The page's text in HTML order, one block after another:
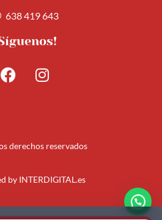
638 419 643
derechos reservados
by INTERDIGITAL.es